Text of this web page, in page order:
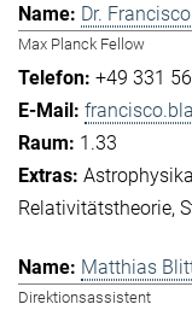
Dr.
Max Planck Fellow
+49 331
1.33
Relativitätstheorie
Matthias
Direktionsassistent